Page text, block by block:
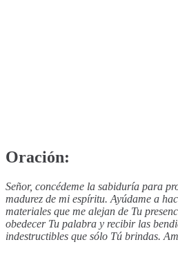
Oración:
Señor, concédeme la sabiduría para
madurez de mi espíritu. Ayúdame a
materiales que me alejan de Tu
obedecer Tu palabra y recibir las
indestructibles que sólo Tú brindas.